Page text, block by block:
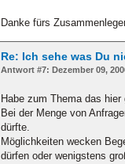
Danke fürs
Re: Ich sehe was Du
Antwort #7: Dezember 09,
Habe zum Thema das hier
Bei der Menge von
dürfte.
Möglichkeiten wecken
dürfen oder wenigstens